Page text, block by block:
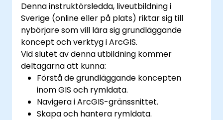
Denna instruktörsledda, liveutbildning i
Sverige (online eller på plats) riktar sig till
nybörjare som vill lära sig grundläggande
koncept och verktyg i ArcGIS.
Vid slutet av denna utbildning kommer
deltagarna att kunna:
Förstå de grundläggande koncepten
inom GIS och rymldata.
Navigera i ArcGIS-gränssnittet.
Skapa och hantera rymldata.